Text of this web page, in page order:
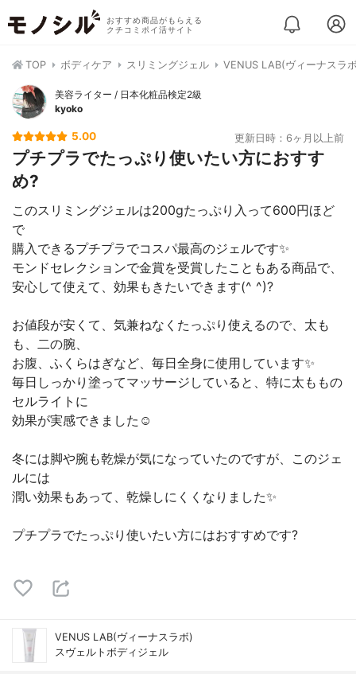
おすすめ商品がもらえる
クチコミポイ活サイト
TOP ボディケア スリミングジェル VENUS LAB(ヴィーナスラ
美容ライター / 日本化粧品検定2級
kyoko
5.00 更新日時：6ヶ月以上前
プチプラでたっぷり使いたい方におすす
め?
このスリミングジェルは200gたっぷり入って600円ほど
で
購入できるプチプラでコスパ最高のジェルです✨
モンドセレクションで金賞を受賞したこともある商品で、
安心して使えて、効果もきたいできます(^ ^)?
お値段が安くて、気兼ねなくたっぷり使えるので、太も
も、二の腕、
お腹、ふくらはぎなど、毎日全身に使用しています✨
毎日しっかり塗ってマッサージしていると、特に太ももの
セルライトに
効果が実感できました☺️
冬には脚や腕も乾燥が気になっていたのですが、このジェ
ルには
潤い効果もあって、乾燥しにくくなりました✨
プチプラでたっぷり使いたい方にはおすすめです?
VENUS LAB(ヴィーナスラボ)
スヴェルトボディジェル